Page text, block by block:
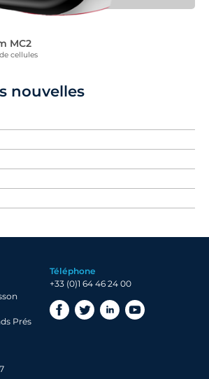
MC2
cellules
nouvelles
Prés
Téléphone
+33 (0)1 64 46 24 00